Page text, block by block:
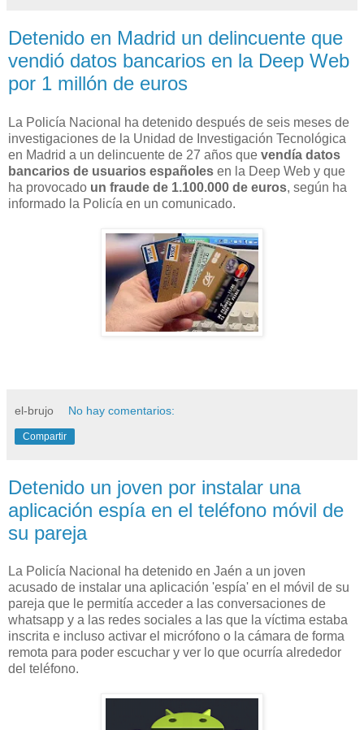
Detenido en Madrid un delincuente que
vendió datos bancarios en la Deep Web
por 1 millón de euros
La Policía Nacional ha detenido después de seis meses de
investigaciones de la Unidad de Investigación Tecnológica
en Madrid a un delincuente de 27 años que vendía datos
bancarios de usuarios españoles en la Deep Web y que
ha provocado un fraude de 1.100.000 de euros, según ha
informado la Policía en un comunicado.
el-brujo No hay comentarios:
Compartir
Detenido un joven por instalar una
aplicación espía en el teléfono móvil de
su pareja
La Policía Nacional ha detenido en Jaén a un joven
acusado de instalar una aplicación 'espía' en el móvil de su
pareja que le permitía acceder a las conversaciones de
whatsapp y a las redes sociales a las que la víctima estaba
inscrita e incluso activar el micrófono o la cámara de forma
remota para poder escuchar y ver lo que ocurría alrededor
del teléfono.